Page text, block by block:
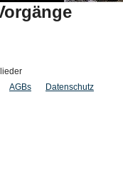
AGBs Datenschutz